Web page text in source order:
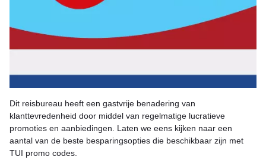
Dit reisbureau heeft een gastvrije benadering van
klanttevredenheid door middel van regelmatige lucratieve
promoties en aanbiedingen. Laten we eens kijken naar een
aantal van de beste besparingsopties die beschikbaar zijn met
TUI promo codes.